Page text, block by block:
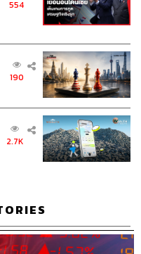
554
190
2.7K